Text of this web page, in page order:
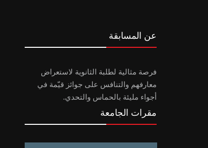
عن المسابقة
فرصة مثالية لطلبة الثانوية لاستعراض
معارفهم والتنافس على جوائز قيّمة في
أجواء مليئة بالحماس والتحدي.
مقرات الجامعة